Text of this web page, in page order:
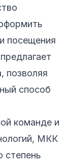
посещения
позволяя
способ
команде и
МКК
степень